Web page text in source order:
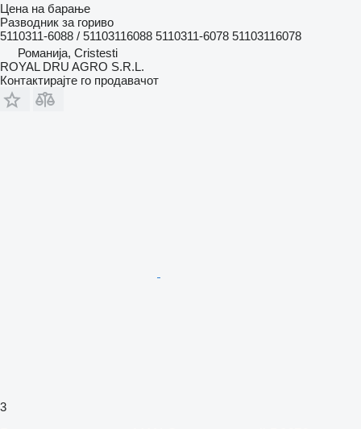
Цена на барање
Разводник за гориво
5110311-6088 / 51103116088 5110311-6078 51103116078
Романија, Cristesti
ROYAL DRU AGRO S.R.L.
Контактирајте го продавачот
3